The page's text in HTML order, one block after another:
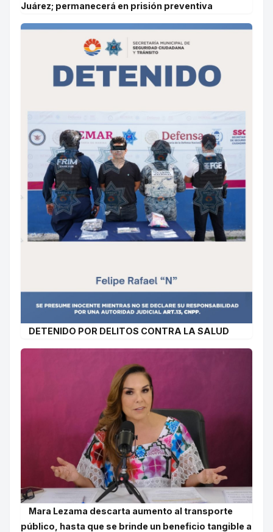
Juárez; permanecerá en prisión preventiva
DETENIDO POR DELITOS CONTRA LA SALUD
Mara Lezama descarta aumento al transporte
público, hasta que se brinde un beneficio tangible a